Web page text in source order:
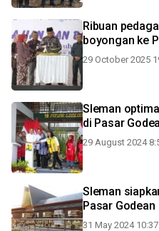
Ribuan
boyongan ke
29 October 2025
Sleman
di Pasar
29 August 2024
Sleman
Pasar Godean
31 May 2024